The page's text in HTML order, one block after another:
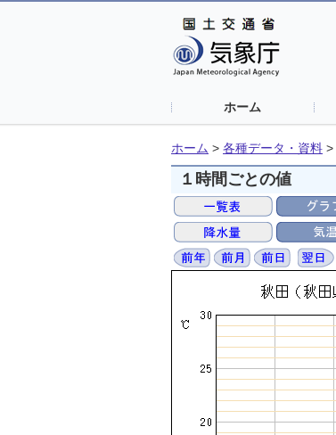
ホーム
ホーム > 各種データ・資料 >
１時間ごとの値